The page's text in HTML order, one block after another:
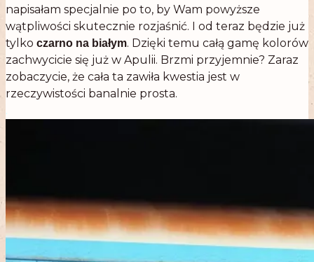
napisałam specjalnie po to, by Wam powyższe
wątpliwości skutecznie rozjaśnić. I od teraz będzie już
tylko czarno na białym. Dzięki temu całą gamę kolorów
zachwycicie się już w Apulii. Brzmi przyjemnie? Zaraz
zobaczycie, że cała ta zawiła kwestia jest w
rzeczywistości banalnie prosta.
.